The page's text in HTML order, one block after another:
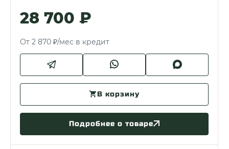
28 700 ₽
От 2 870 ₽/мес в кредит
В корзину
Подробнее о товаре